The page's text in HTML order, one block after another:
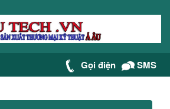
Gọi điện SMS